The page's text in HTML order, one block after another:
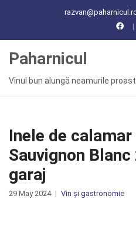
R
Paharnicul
Vinul bun alungă neamurile
Inele de calamar
Sauvignon
garaj
29 May 2024 Vin și gastronomie